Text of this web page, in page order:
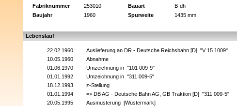
Fabriknummer
253010 Bauart B-dh
Baujahr
1960 Spurweite 1435 mm
Lebenslauf
22.02.1960
Auslieferung an DR - Deutsche Reichsbahn [D] "V 15 1009"
10.05.1960
Abnahme
01.06.1970
Umzeichnung in "101 009-9"
01.01.1992
Umzeichnung in "311 009-5"
18.12.1993
z-Stellung
01.01.1994
=> DB AG - Deutsche Bahn AG, GB Traktion [D] "311 009-5"
20.05.1995
Ausmusterung [Wustermark]